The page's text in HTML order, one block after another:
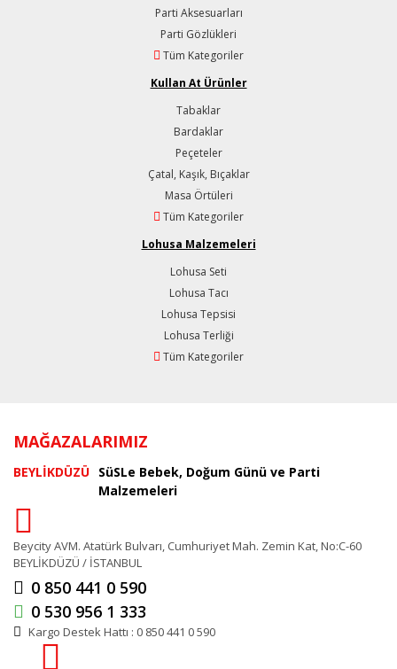
Parti Aksesuarları
Parti Gözlükleri
Tüm Kategoriler
Kullan At Ürünler
Tabaklar
Bardaklar
Peçeteler
Çatal, Kaşık, Bıçaklar
Masa Örtüleri
Tüm Kategoriler
Lohusa Malzemeleri
Lohusa Seti
Lohusa Tacı
Lohusa Tepsisi
Lohusa Terliği
Tüm Kategoriler
MAĞAZALARIMIZ
BEYLİKDÜZÜ SüSLe Bebek, Doğum Günü ve Parti
Malzemeleri
Beycity AVM. Atatürk Bulvarı, Cumhuriyet Mah. Zemin Kat, No:C-60
BEYLİKDÜZÜ / İSTANBUL
0 850 441 0 590
0 530 956 1 333
Kargo Destek Hattı : 0 850 441 0 590